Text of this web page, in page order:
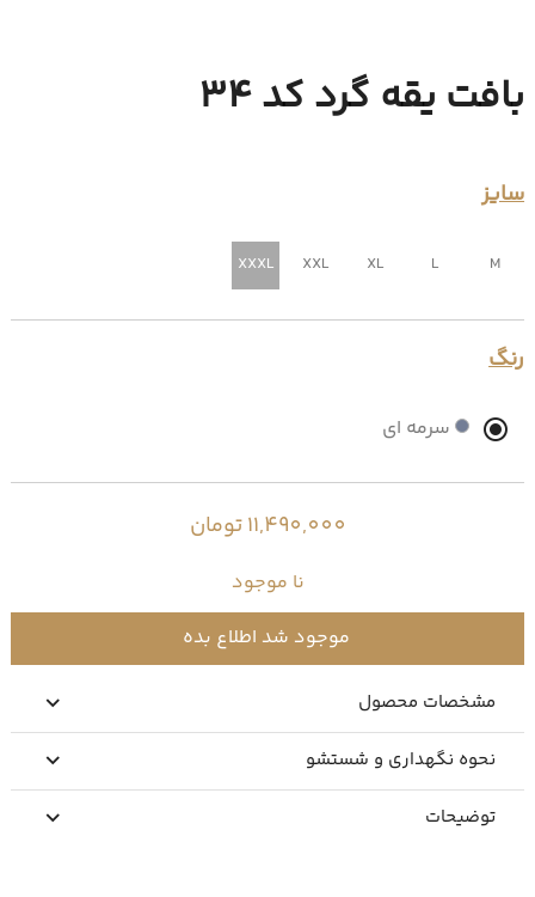
بافت یقه گرد کد 34
سایز
M
L
XL
XXL
XXXL
رنگ
سرمه ای
11,490,000 تومان
نا موجود
موجود شد اطلاع بده
مشخصات محصول
نحوه نگهداری و شستشو
توضیحات